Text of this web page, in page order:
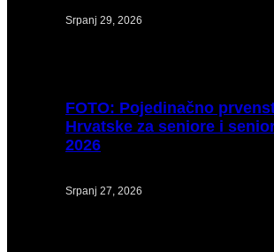
Srpanj 29, 2026
FOTO: Pojedinačno
Hrvatske za seniore i
2026
Srpanj 27, 2026